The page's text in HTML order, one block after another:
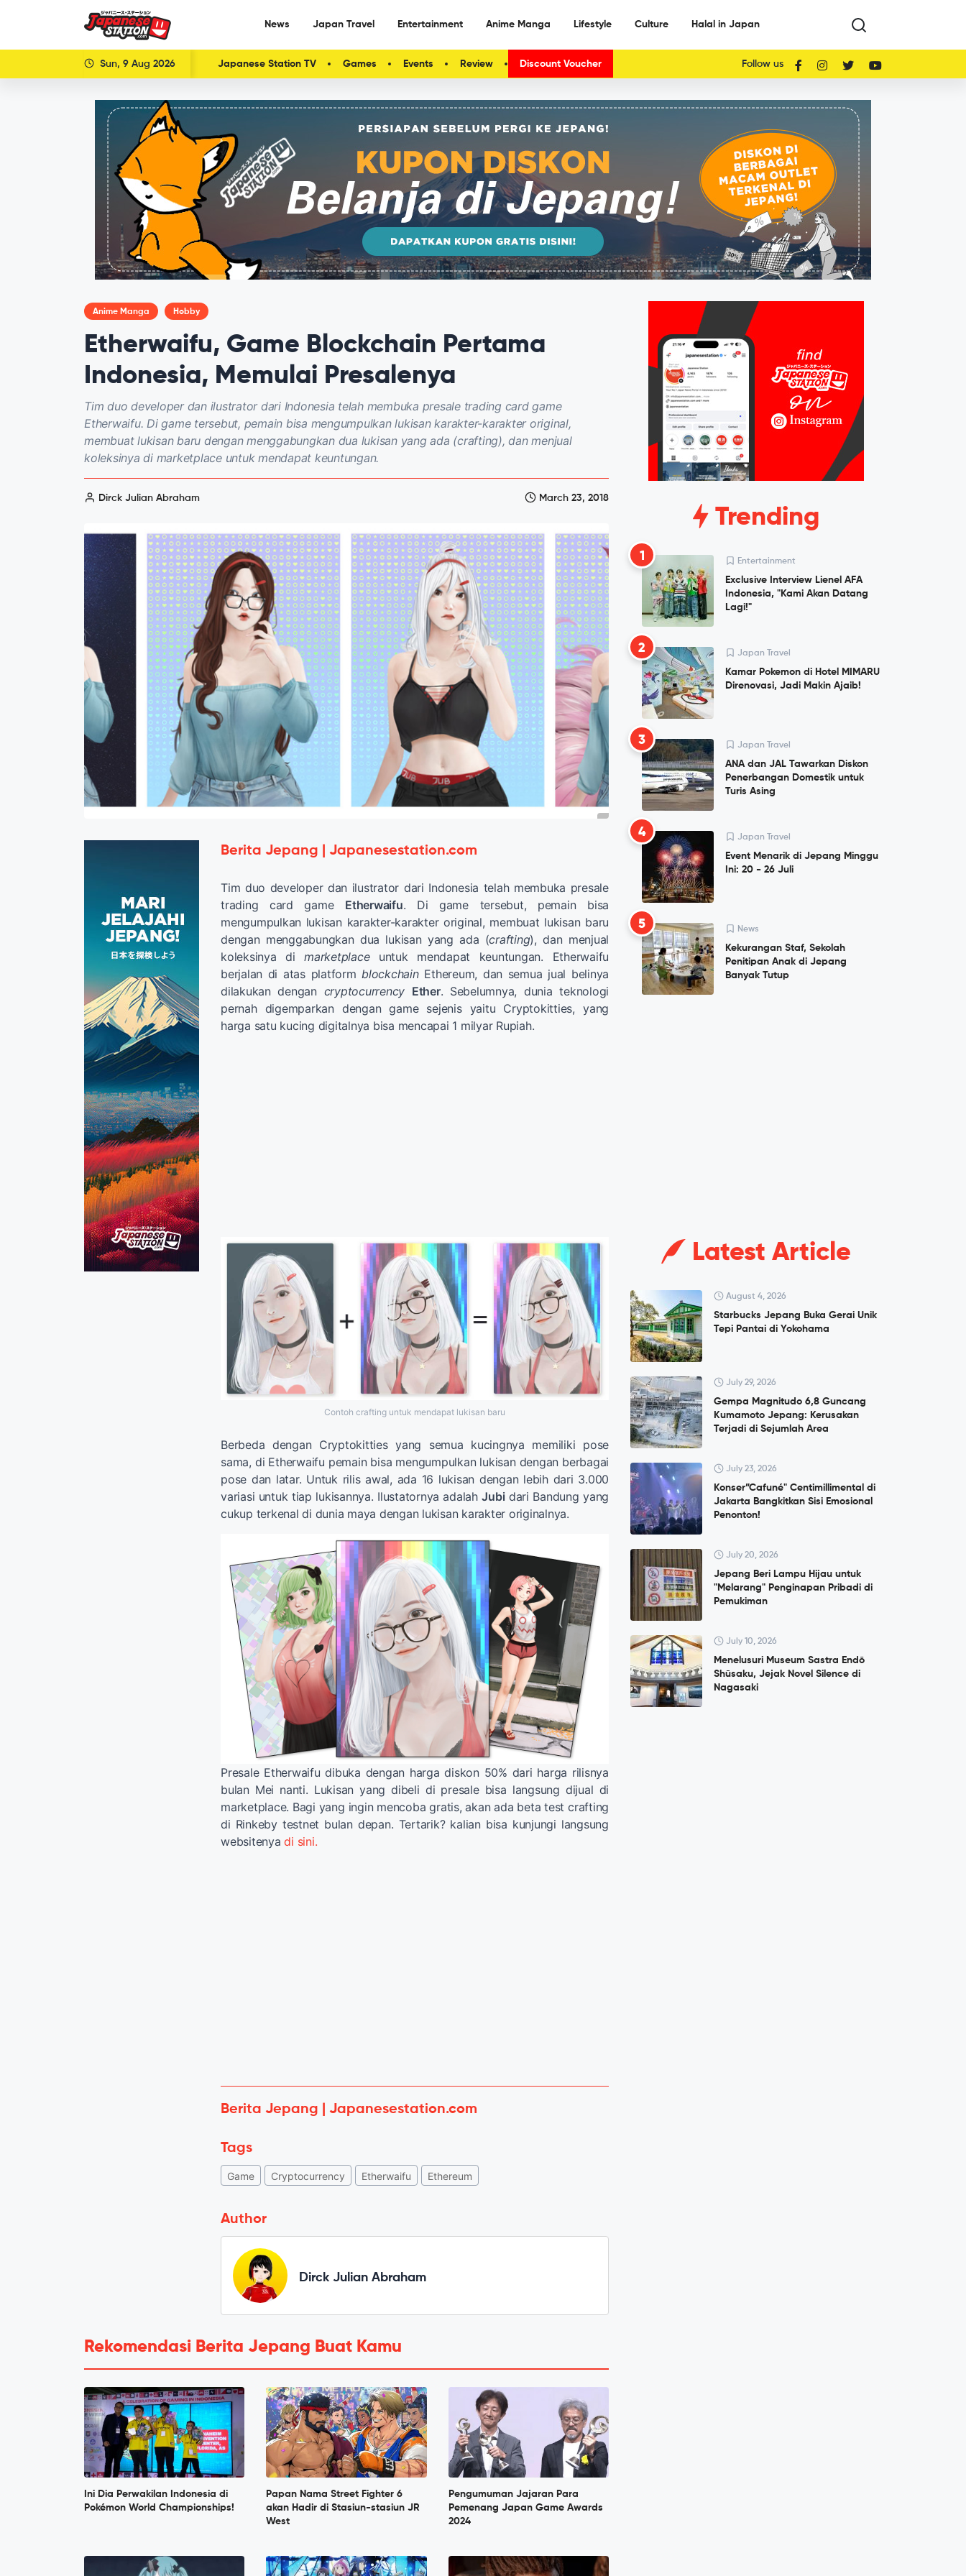
News Japan Travel Entertainment Anime Manga Lifestyle Culture Halal in Japan
Sun, 9 Aug 2026 Japanese Station TV Games Events Review Discount Voucher Follow us
Anime Manga Hobby
Etherwaifu, Game Blockchain Pertama
Indonesia, Memulai Presalenya
Tim duo developer dan ilustrator dari Indonesia telah membuka presale trading card game
Etherwaifu. Di game tersebut, pemain bisa mengumpulkan lukisan karakter-karakter original,
membuat lukisan baru dengan menggabungkan dua lukisan yang ada (crafting), dan menjual
koleksinya di marketplace untuk mendapat keuntungan.
Dirck Julian Abraham March 23, 2018
Berita Jepang | Japanesestation.com
Tim duo developer dan ilustrator dari Indonesia telah membuka presale
trading card game Etherwaifu. Di game tersebut, pemain bisa
mengumpulkan lukisan karakter-karakter original, membuat lukisan baru
dengan menggabungkan dua lukisan yang ada (crafting), dan menjual
koleksinya dimarketplaceuntuk mendapat keuntungan. Etherwaifu
berjalan di atas platform blockchainEthereum, dan semua jual belinya
dilakukan dengan cryptocurrency Ether. Sebelumnya, dunia teknologi
pernah digemparkan dengan game sejenis yaitu Cryptokitties, yang
harga satu kucing digitalnya bisa mencapai 1 milyar Rupiah.
Contoh crafting untuk mendapat lukisan baru
Berbeda dengan Cryptokitties yang semua kucingnya memiliki pose
sama, di Etherwaifu pemain bisa mengumpulkan lukisan dengan berbagai
pose dan latar. Untuk rilis awal, ada 16 lukisan dengan lebih dari 3.000
variasi untuk tiap lukisannya. Ilustatornya adalahJubi dari Bandung yang
cukup terkenal di dunia maya dengan lukisan karakter originalnya.
Presale Etherwaifu dibuka dengan harga diskon 50% dari harga rilisnya
bulan Mei nanti. Lukisan yang dibeli di presale bisa langsung dijual di
marketplace. Bagi yang ingin mencoba gratis, akan ada beta test crafting
di Rinkeby testnet bulan depan. Tertarik? kalian bisa kunjungi langsung
websitenyadi sini.
Berita Jepang | Japanesestation.com
Tags
Game Cryptocurrency Etherwaifu Ethereum
Author
Dirck Julian Abraham
Rekomendasi Berita Jepang Buat Kamu
Ini Dia Perwakilan Indonesia di
Pokémon World Championships!
Papan Nama Street Fighter 6
akan Hadir di Stasiun-stasiun JR
West
Pengumuman Jajaran Para
Pemenang Japan Game Awards
2024
Trending
1 Entertainment
Exclusive Interview Lienel AFA
Indonesia, "Kami Akan Datang
Lagi!"
2 Japan Travel
Kamar Pokemon di Hotel MIMARU
Direnovasi, Jadi Makin Ajaib!
3 Japan Travel
ANA dan JAL Tawarkan Diskon
Penerbangan Domestik untuk
Turis Asing
4 Japan Travel
Event Menarik di Jepang Minggu
Ini: 20 - 26 Juli
5 News
Kekurangan Staf, Sekolah
Penitipan Anak di Jepang
Banyak Tutup
Latest Article
August 4, 2026
Starbucks Jepang Buka Gerai Unik
Tepi Pantai di Yokohama
July 29, 2026
Gempa Magnitudo 6,8 Guncang
Kumamoto Jepang: Kerusakan
Terjadi di Sejumlah Area
July 23, 2026
Konser”Cafuné" Centimillimental di
Jakarta Bangkitkan Sisi Emosional
Penonton!
July 20, 2026
Jepang Beri Lampu Hijau untuk
"Melarang" Penginapan Pribadi di
Pemukiman
July 10, 2026
Menelusuri Museum Sastra Endō
Shūsaku, Jejak Novel Silence di
Nagasaki